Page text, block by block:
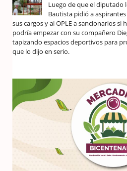
Luego de que el diputado
Bautista pidió a
sus cargos y al OPLE a sancionarlos si
podría empezar con su compañero
tapizando espacios deportivos para
que lo dijo en serio.